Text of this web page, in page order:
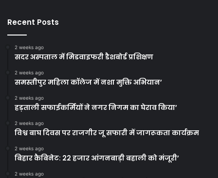
Recent Posts
2 weeks ago
सदर अस्पताल में मिडवाइफरी डैशबोर्ड प्रशिक्षण
2 weeks ago
समस्तीपुर महिला कॉलेज में नशा मुक्ति अभियान’
2 weeks ago
हड़ताली सफाईकर्मियों ने नगर निगम का घेराव किया’
2 weeks ago
विश्व बाघ दिवस पर राजगीर जू सफारी में जागरूकता कार्यक्रम
2 weeks ago
बिहार कैबिनेट: 22 हजार आंगनबाड़ी बहाली को मंजूरी’
2 weeks ago